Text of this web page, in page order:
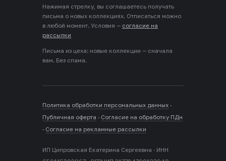
Нажимая стрелку, вы соглашаетесь получать
письма о новых коллекциях. Отписаться можно
в любой момент. Условия — согласие на
рассылки
Письма из цеха: новые коллекции — сначала
вам. Без спама.
Политика обработки персональных данных ·
Публичная оферта · Согласие на обработку ПДн
· Согласие на рекламные рассылки
ИП Ципровская Екатерина Сергеевна · ИНН